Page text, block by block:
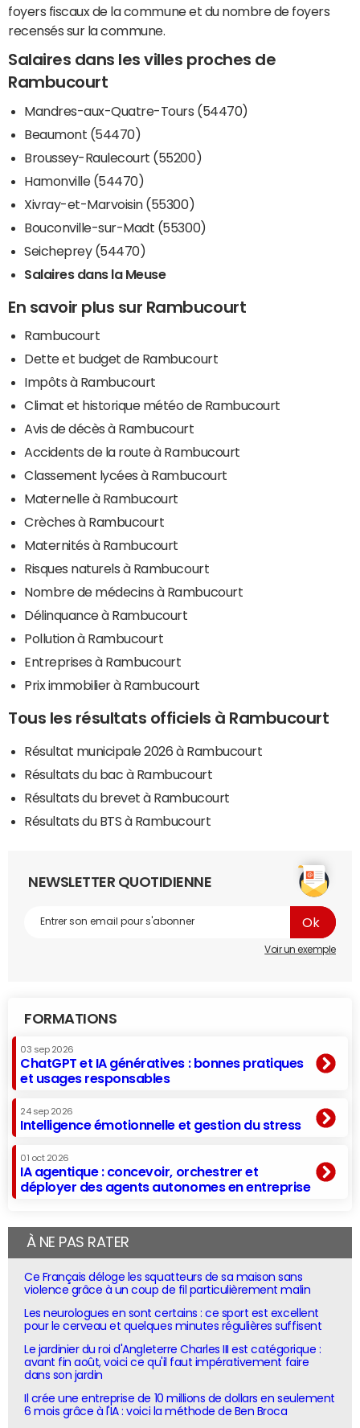
foyers fiscaux de la commune et du nombre de foyers
recensés sur la commune.
Salaires dans les villes proches de
Rambucourt
Mandres-aux-Quatre-Tours (54470)
Beaumont (54470)
Broussey-Raulecourt (55200)
Hamonville (54470)
Xivray-et-Marvoisin (55300)
Bouconville-sur-Madt (55300)
Seicheprey (54470)
Salaires dans la Meuse
En savoir plus sur Rambucourt
Rambucourt
Dette et budget de Rambucourt
Impôts à Rambucourt
Climat et historique météo de Rambucourt
Avis de décès à Rambucourt
Accidents de la route à Rambucourt
Classement lycées à Rambucourt
Maternelle à Rambucourt
Crèches à Rambucourt
Maternités à Rambucourt
Risques naturels à Rambucourt
Nombre de médecins à Rambucourt
Délinquance à Rambucourt
Pollution à Rambucourt
Entreprises à Rambucourt
Prix immobilier à Rambucourt
Tous les résultats officiels à Rambucourt
Résultat municipale 2026 à Rambucourt
Résultats du bac à Rambucourt
Résultats du brevet à Rambucourt
Résultats du BTS à Rambucourt
NEWSLETTER QUOTIDIENNE
Voir un exemple
FORMATIONS
03 sep 2026
ChatGPT et IA génératives : bonnes pratiques
et usages responsables
24 sep 2026
Intelligence émotionnelle et gestion du stress
01 oct 2026
IA agentique : concevoir, orchestrer et
déployer des agents autonomes en entreprise
À NE PAS RATER
Ce Français déloge les squatteurs de sa maison sans
violence grâce à un coup de fil particulièrement malin
Les neurologues en sont certains : ce sport est excellent
pour le cerveau et quelques minutes régulières suffisent
Le jardinier du roi d'Angleterre Charles III est catégorique :
avant fin août, voici ce qu'il faut impérativement faire
dans son jardin
Il crée une entreprise de 10 millions de dollars en seulement
6 mois grâce à l'IA : voici la méthode de Ben Broca